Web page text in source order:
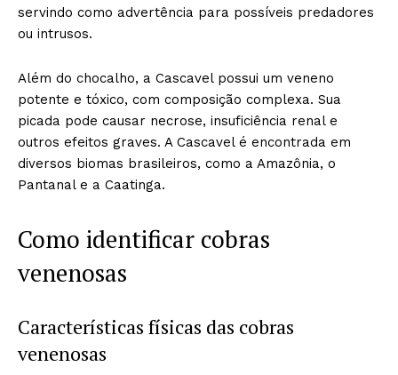
servindo como advertência para possíveis predadores
ou intrusos.
Além do chocalho, a Cascavel possui um veneno
potente e tóxico, com composição complexa. Sua
picada pode causar necrose, insuficiência renal e
outros efeitos graves. A Cascavel é encontrada em
diversos biomas brasileiros, como a Amazônia, o
Pantanal e a Caatinga.
Como identificar cobras
venenosas
Características físicas das cobras
venenosas